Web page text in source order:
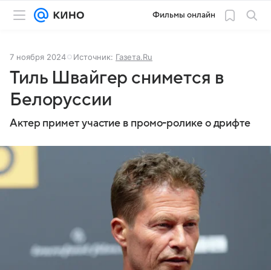
Фильмы онлайн
7 ноября 2024 Источник: Газета.Ru
Тиль Швайгер снимется в
Белоруссии
Актер примет участие в промо-ролике о дрифте